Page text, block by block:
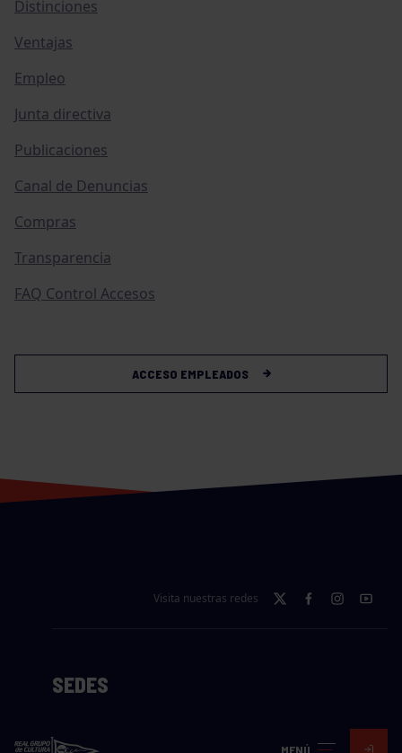
MENÚ
Distinciones
Ventajas
Empleo
Junta directiva
Publicaciones
Canal de Denuncias
Compras
Transparencia
FAQ Control Accesos
ACCESO EMPLEADOS
Visita nuestras redes
SEDES